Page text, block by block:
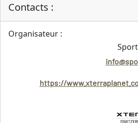
Contacts :
Organisateur :
https://